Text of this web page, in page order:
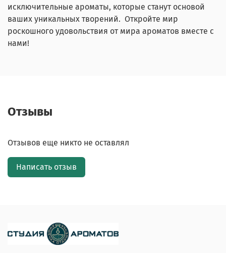
исключительные ароматы, которые станут основой
ваших уникальных творений. Откройте мир
роскошного удовольствия от мира ароматов вместе с
нами!
Отзывы
Отзывов еще никто не оставлял
Написать отзыв